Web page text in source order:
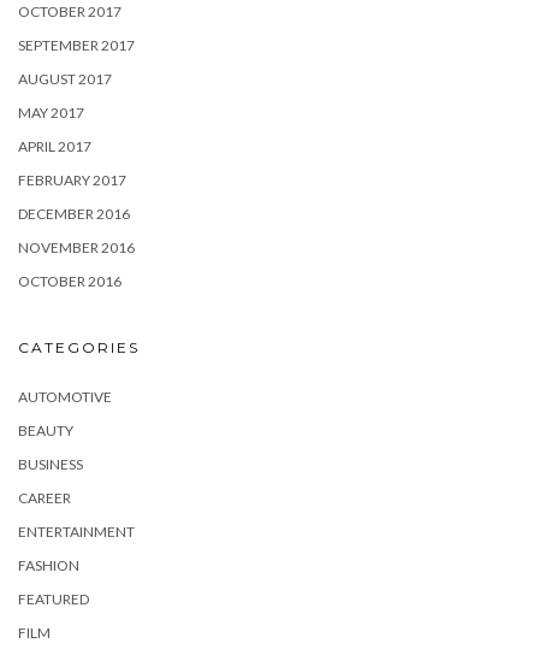
OCTOBER 2017
SEPTEMBER 2017
AUGUST 2017
MAY 2017
APRIL 2017
FEBRUARY 2017
DECEMBER 2016
NOVEMBER 2016
OCTOBER 2016
CATEGORIES
AUTOMOTIVE
BEAUTY
BUSINESS
CAREER
ENTERTAINMENT
FASHION
FEATURED
FILM